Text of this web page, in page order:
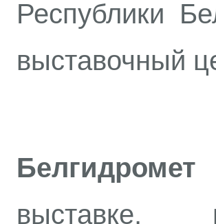
Республики
выставочный
Белгидромет
выставке,